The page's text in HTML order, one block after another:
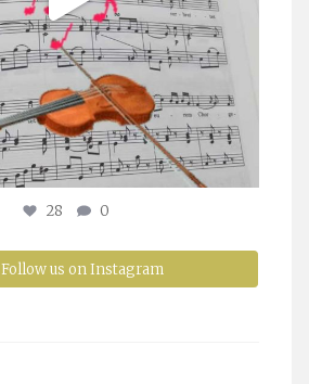
28 0
Follow us on Instagram